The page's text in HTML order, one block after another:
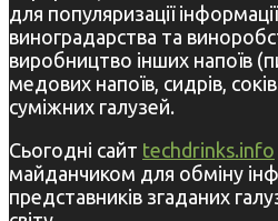
для популяризації
виноградарства та
виробництво інших напоїв
медових напоїв, сидрів,
суміжних галузей.
Сьогодні сайт techdrinks.info
майданчиком для обміну
представників згаданих